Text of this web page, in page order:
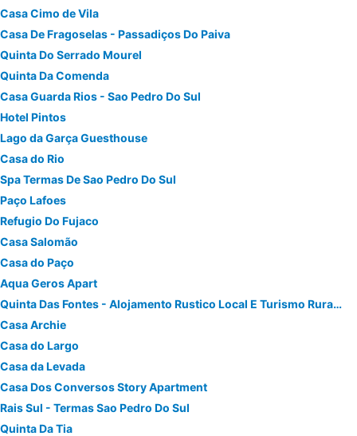
Casa Cimo de Vila
Casa De Fragoselas - Passadiços Do Paiva
Quinta Do Serrado Mourel
Quinta Da Comenda
Casa Guarda Rios - Sao Pedro Do Sul
Hotel Pintos
Lago da Garça Guesthouse
Casa do Rio
Spa Termas De Sao Pedro Do Sul
Paço Lafoes
Refugio Do Fujaco
Casa Salomão
Casa do Paço
Aqua Geros Apart
Quinta Das Fontes - Alojamento Rustico Local E Turismo Rural - Seguranca, Conforto E Privacidade
Casa Archie
Casa do Largo
Casa da Levada
Casa Dos Conversos Story Apartment
Rais Sul - Termas Sao Pedro Do Sul
Quinta Da Tia